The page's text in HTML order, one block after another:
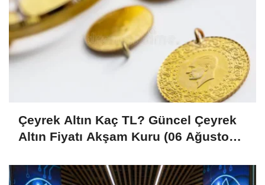
Çeyrek Altın Kaç TL? Güncel Çeyrek
Altın Fiyatı Akşam Kuru (06 Ağustos